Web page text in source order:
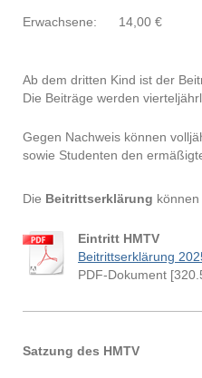
Erwachsene: 14,00 €
Ab dem dritten Kind ist der
Die Beiträge werden
Gegen Nachweis können
sowie Studenten den
Die Beitrittserklärung
Eintritt HMTV
Beitrittserklärung
PDF-Dokument
Satzung des HMTV